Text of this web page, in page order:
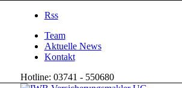
Rss
Team
Aktuelle News
Kontakt
Hotline: 03741 - 550680